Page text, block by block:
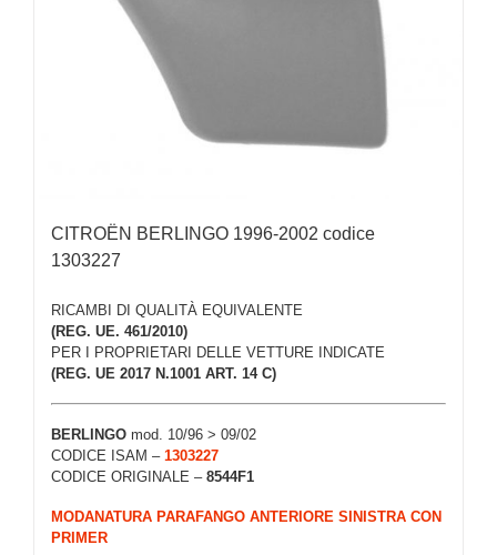
CITROËN BERLINGO 1996-2002 codice
1303227
RICAMBI DI QUALITÀ EQUIVALENTE
(REG. UE. 461/2010)
PER I PROPRIETARI DELLE VETTURE INDICATE
(REG. UE 2017 N.1001 ART. 14 C)
BERLINGO mod. 10/96 > 09/02
CODICE ISAM – 1303227
CODICE ORIGINALE – 8544F1
MODANATURA PARAFANGO ANTERIORE SINISTRA CON
PRIMER